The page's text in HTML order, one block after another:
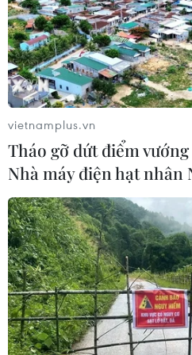
TIN CÙNG CHUYÊN
Cuộc tìm kiếm và vá lại
tim lỗi '
07/08/2026 04:03
vietnamplus.vn
Tháo gỡ dứt điểm
Nhà máy điện hạt nhân